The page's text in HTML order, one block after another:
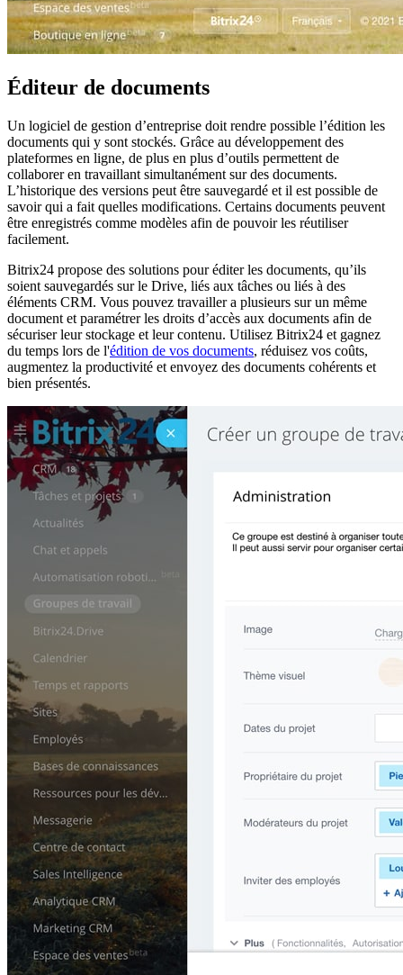
Éditeur de documents
Un logiciel de gestion d’entreprise doit rendre possible l’édition les
documents qui y sont stockés. Grâce au développement des
plateformes en ligne, de plus en plus d’outils permettent de
collaborer en travaillant simultanément sur des documents.
L’historique des versions peut être sauvegardé et il est possible de
savoir qui a fait quelles modifications. Certains documents peuvent
être enregistrés comme modèles afin de pouvoir les réutiliser
facilement.
Bitrix24 propose des solutions pour éditer les documents, qu’ils
soient sauvegardés sur le Drive, liés aux tâches ou liés à des
éléments CRM. Vous pouvez travailler a plusieurs sur un même
document et paramétrer les droits d’accès aux documents afin de
sécuriser leur stockage et leur contenu. Utilisez Bitrix24 et gagnez
du temps lors de l'édition de vos documents, réduisez vos coûts,
augmentez la productivité et envoyez des documents cohérents et
bien présentés.